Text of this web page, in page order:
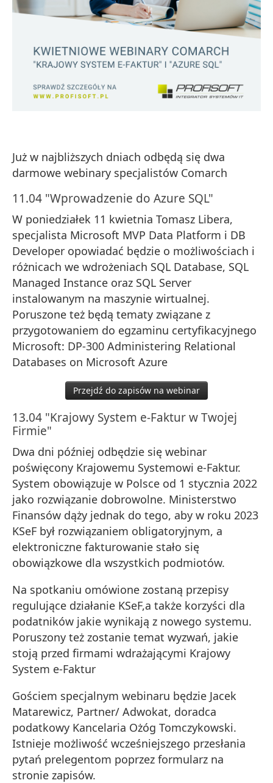
Już w najbliższych dniach odbędą się dwa
darmowe webinary specjalistów Comarch
11.04 "Wprowadzenie do Azure SQL"
W poniedziałek 11 kwietnia Tomasz Libera,
specjalista Microsoft MVP Data Platform i DB
Developer opowiadać będzie o możliwościach i
różnicach we wdrożeniach SQL Database, SQL
Managed Instance oraz SQL Server
instalowanym na maszynie wirtualnej.
Poruszone też będą tematy związane z
przygotowaniem do egzaminu certyfikacyjnego
Microsoft: DP-300 Administering Relational
Databases on Microsoft Azure
Przejdź do zapisów na webinar
13.04 "Krajowy System e-Faktur w Twojej
Firmie"
Dwa dni później odbędzie się webinar
poświęcony Krajowemu Systemowi e-Faktur.
System obowiązuje w Polsce od 1 stycznia 2022
jako rozwiązanie dobrowolne. Ministerstwo
Finansów dąży jednak do tego, aby w roku 2023
KSeF był rozwiązaniem obligatoryjnym, a
elektroniczne fakturowanie stało się
obowiązkowe dla wszystkich podmiotów.
Na spotkaniu omówione zostaną przepisy
regulujące działanie KSeF,a także korzyści dla
podatników jakie wynikają z nowego systemu.
Poruszony też zostanie temat wyzwań, jakie
stoją przed firmami wdrażającymi Krajowy
System e-Faktur
Gościem specjalnym webinaru będzie Jacek
Matarewicz, Partner/ Adwokat, doradca
podatkowy Kancelaria Ożóg Tomczykowski.
Istnieje możliwość wcześniejszego przesłania
pytań prelegentom poprzez formularz na
stronie zapisów.